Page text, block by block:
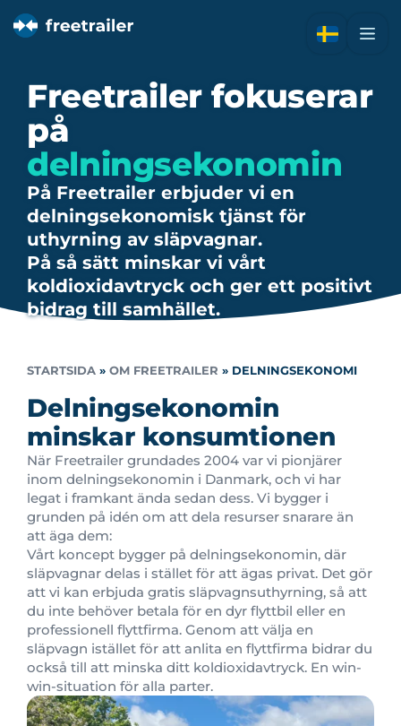
Freetrailer fokuserar
på
delningsekonomin
På Freetrailer erbjuder vi en
delningsekonomisk tjänst för
uthyrning av släpvagnar.
På så sätt minskar vi vårt
koldioxidavtryck och ger ett positivt
bidrag till samhället.
STARTSIDA » OM FREETRAILER » DELNINGSEKONOMI
Delningsekonomin
minskar konsumtionen
När Freetrailer grundades 2004 var vi pionjärer
inom delningsekonomin i Danmark, och vi har
legat i framkant ända sedan dess. Vi bygger i
grunden på idén om att dela resurser snarare än
att äga dem:
Vårt koncept bygger på delningsekonomin, där
släpvagnar delas i stället för att ägas privat. Det gör
att vi kan erbjuda gratis släpvagnsuthyrning, så att
du inte behöver betala för en dyr flyttbil eller en
professionell flyttfirma. Genom att välja en
släpvagn istället för att anlita en flyttfirma bidrar du
också till att minska ditt koldioxidavtryck. En win-
win-situation för alla parter.